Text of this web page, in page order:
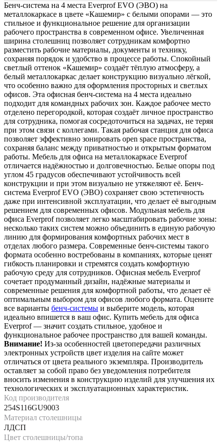
Бенч-система на 4 места Everprof EVO (ЭВО) на
металлокаркасе в цвете «Кашемир» с белыми опорами — это
стильное и функциональное решение для организации
рабочего пространства в современном офисе. Увеличенная
ширина столешниц позволяет сотрудникам комфортно
разместить рабочие материалы, документы и технику,
сохраняя порядок и удобство в процессе работы. Спокойный
светлый оттенок «Кашемир» создаёт тёплую атмосферу, а
белый металлокаркас делает конструкцию визуально лёгкой,
что особенно важно для оформления просторных и светлых
офисов. Эта офисная бенч-система на 4 места идеально
подходит для командных рабочих зон. Каждое рабочее место
отделено перегородкой, которая создаёт личное пространство
для сотрудника, помогая сосредоточиться на задачах, не теряя
при этом связи с коллегами. Такая рабочая станция для офиса
позволяет эффективно зонировать open space пространства,
сохраняя баланс между приватностью и открытым форматом
работы. Мебель для офиса на металлокаркасе Everprof
отличается надёжностью и долговечностью. Белые опоры под
углом 45 градусов обеспечивают устойчивость всей
конструкции и при этом визуально не утяжеляют её. Бенч-
система Everprof EVO (ЭВО) сохраняет свою эстетичность
даже при интенсивной эксплуатации, что делает её выгодным
решением для современных офисов. Модульная мебель для
офиса Everprof позволяет легко масштабировать рабочие зоны:
несколько таких систем можно объединить в единую рабочую
линию для формирования комфортных рабочих мест в
отделах любого размера. Современные бенч-системы такого
формата особенно востребованы в компаниях, которые ценят
гибкость планировки и стремятся создать комфортную
рабочую среду для сотрудников. Офисная мебель Everprof
сочетает продуманный дизайн, надёжные материалы и
современные решения для комфортной работы, что делает её
оптимальным выбором для офисов любого формата. Оцените
все варианты бенч-системы и выберите модель, которая
идеально впишется в ваш офис. Купить мебель для офиса
Everprof — значит создать стильное, удобное и
функциональное рабочее пространство для вашей команды.
Внимание! Из-за особенностей цветопередачи различных
электронных устройств цвет изделия на сайте может
отличаться от цвета реального экземпляра. Производитель
оставляет за собой право без уведомления потребителя
вносить изменения в конструкцию изделий для улучшения их
технологических и эксплуатационных характеристик.
Код производителя
254S116GU9003
Материал столешницы
ЛДСП
Цвет столешницы/топа